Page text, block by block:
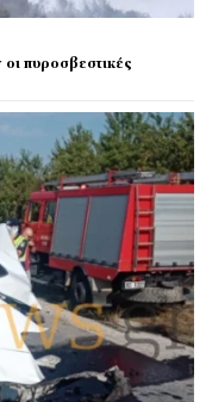
πυροσβεστικές